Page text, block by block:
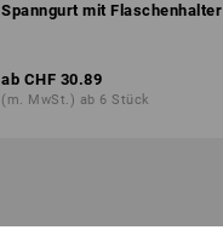
Spanngurt mit Flaschenhalter
ab CHF 30.89
(m. MwSt.) ab 6 Stück